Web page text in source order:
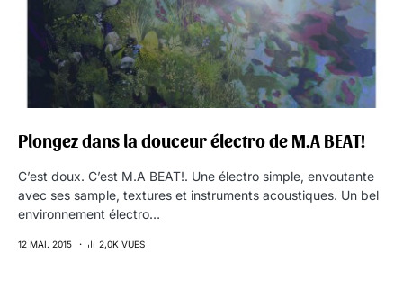
Plongez dans la douceur électro de M.A BEAT!
C’est doux. C’est M.A BEAT!. Une électro simple, envoutante
avec ses sample, textures et instruments acoustiques. Un bel
environnement électro…
12 MAI. 2015 2,0K VUES